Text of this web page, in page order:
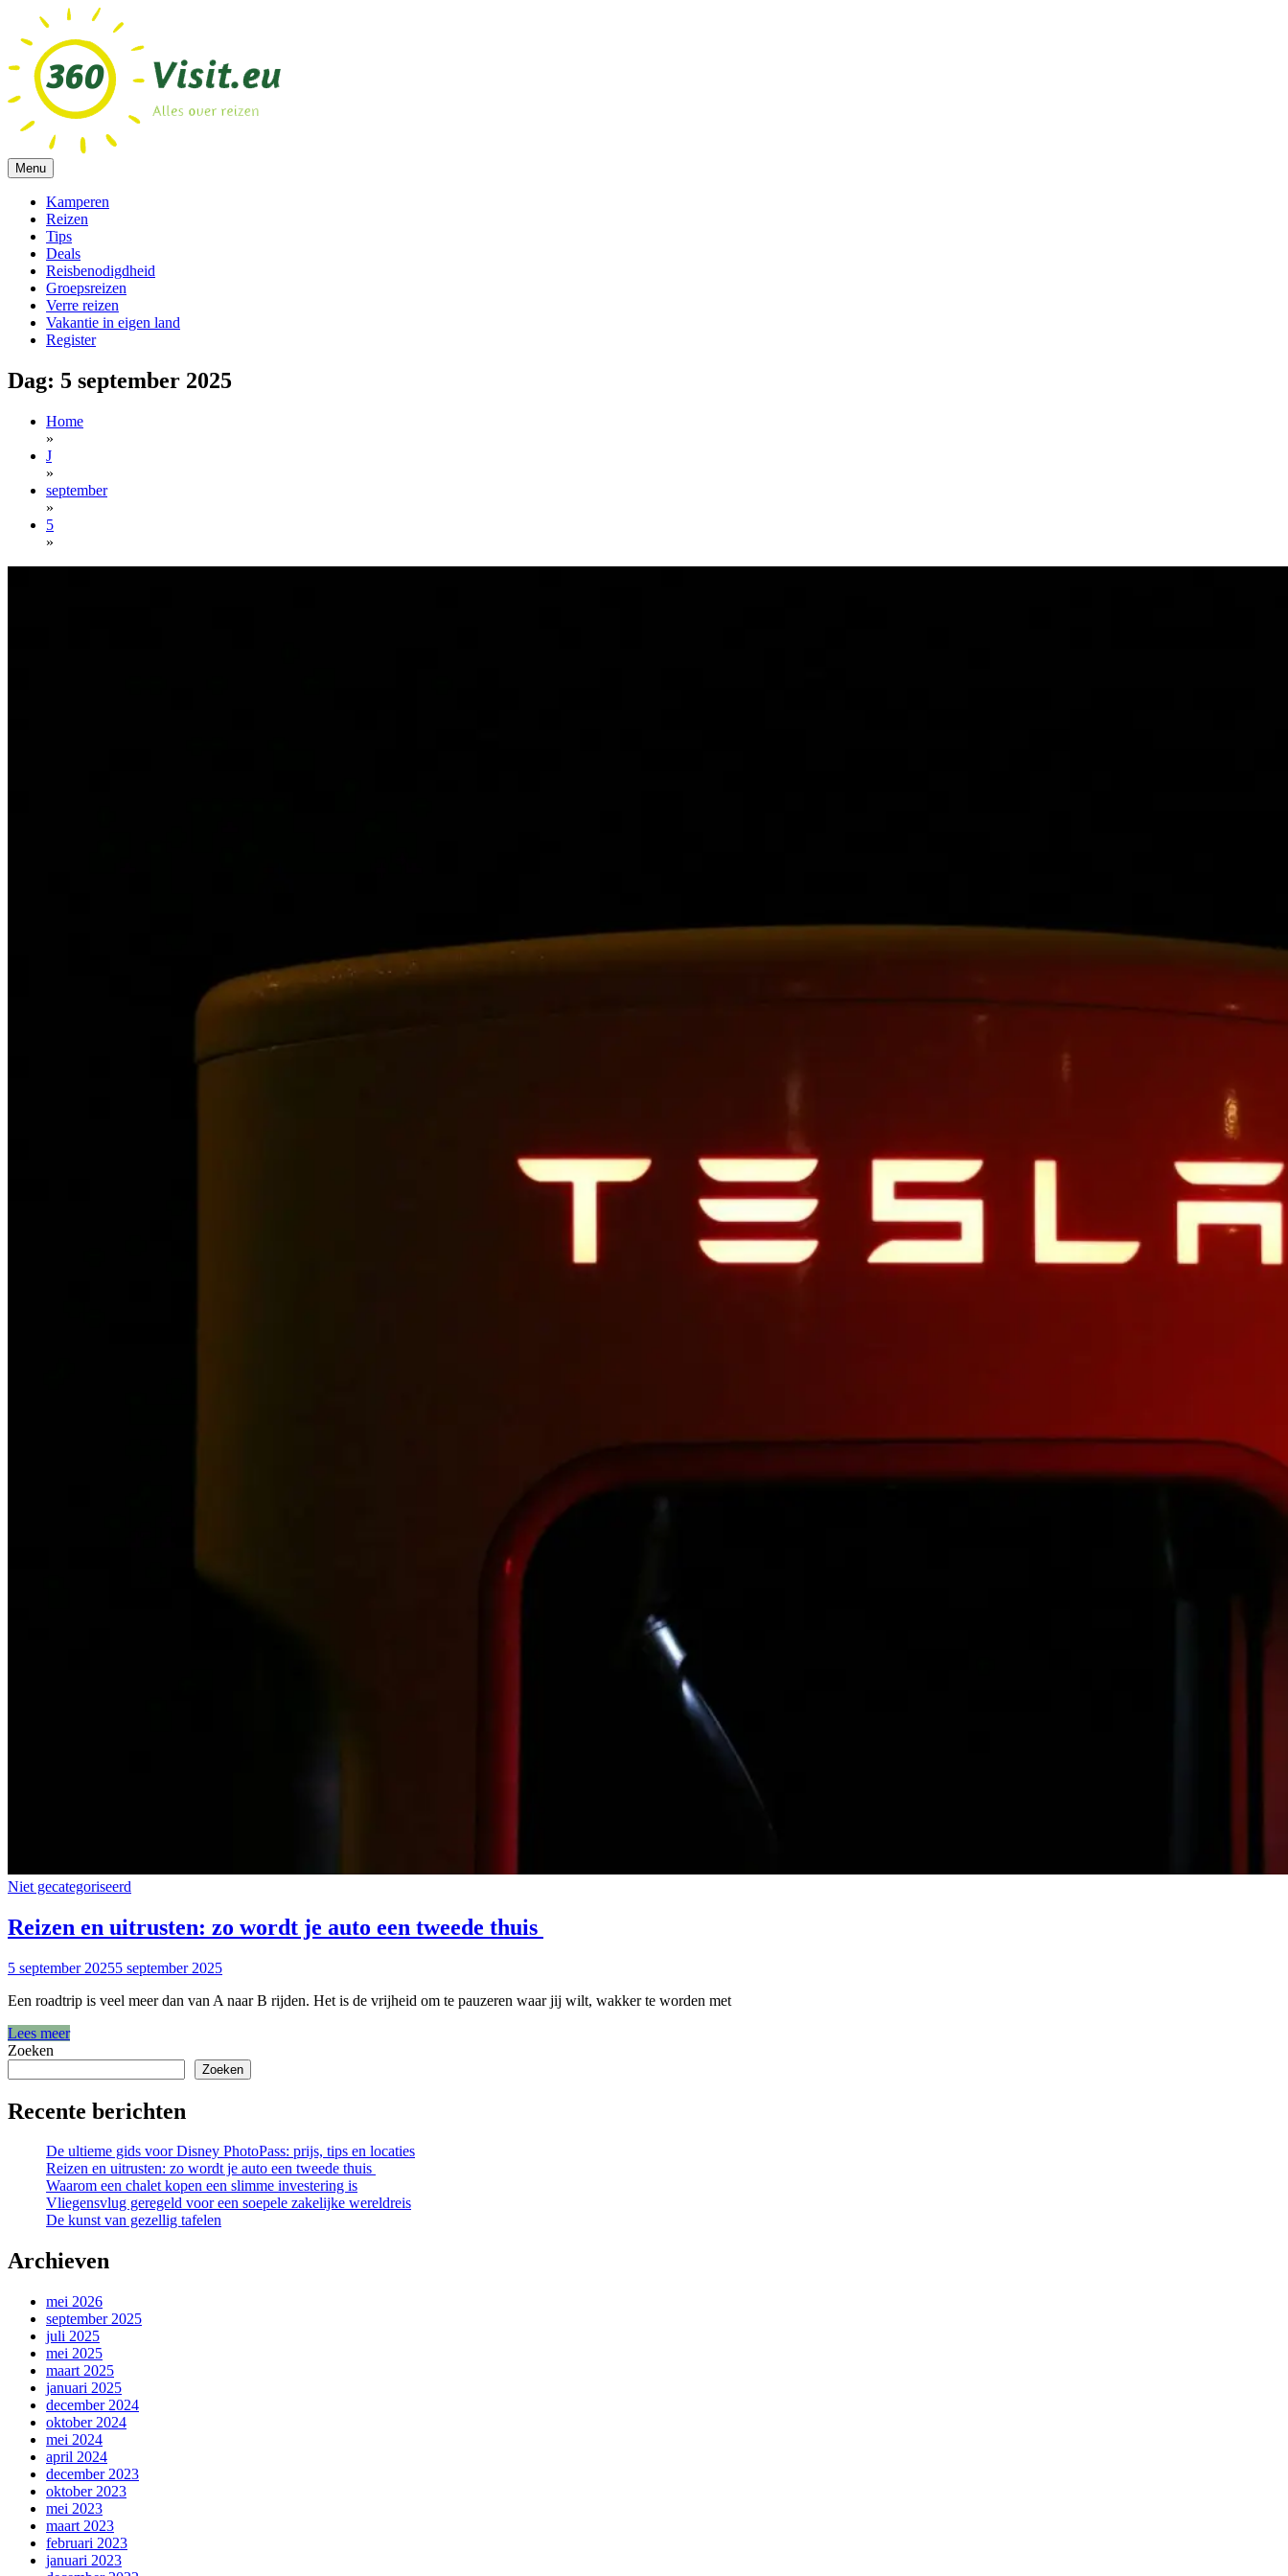
inhoud
Alles over reizen!
Menu
Kamperen
Reizen
Tips
Deals
Reisbenodigdheid
Groepsreizen
Verre reizen
Vakantie in eigen land
Register
Dag: 5 september 2025
Home
»
J
»
september
»
5
»
Niet gecategoriseerd
Reizen en uitrusten: zo wordt je auto een tweede thuis
5 september 20255 september 2025
Een roadtrip is veel meer dan van A naar B rijden. Het is de vrijheid om te pauzeren waar jij wilt, wakker te worden met
Lees meer
Zoeken
Zoeken
Recente berichten
De ultieme gids voor Disney PhotoPass: prijs, tips en locaties
Reizen en uitrusten: zo wordt je auto een tweede thuis
Waarom een chalet kopen een slimme investering is
Vliegensvlug geregeld voor een soepele zakelijke wereldreis
De kunst van gezellig tafelen
Archieven
mei 2026
september 2025
juli 2025
mei 2025
maart 2025
januari 2025
december 2024
oktober 2024
mei 2024
april 2024
december 2023
oktober 2023
mei 2023
maart 2023
februari 2023
januari 2023